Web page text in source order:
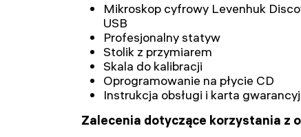
Mikroskop cyfrowy Levenhuk
USB
Profesjonalny statyw
Stolik z przymiarem
Skala do kalibracji
Oprogramowanie na płycie CD
Instrukcja obsługi i karta
Zalecenia dotyczące korzystania z